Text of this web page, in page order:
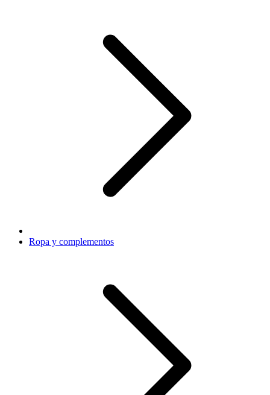
Ropa y complementos